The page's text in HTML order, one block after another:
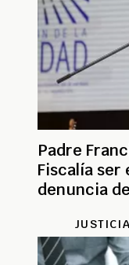
Padre
Fiscalía ser
denuncia
JUSTICIA